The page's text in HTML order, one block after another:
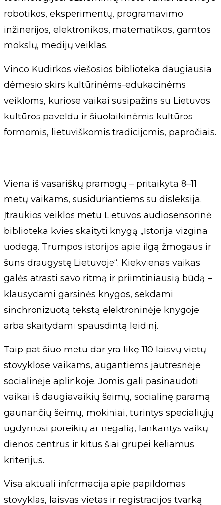
robotikos, eksperimentų, programavimo,
inžinerijos, elektronikos, matematikos, gamtos
mokslų, medijų veiklas.
Vinco Kudirkos viešosios biblioteka daugiausia
dėmesio skirs kultūrinėms-edukacinėms
veikloms, kuriose vaikai susipažins su Lietuvos
kultūros paveldu ir šiuolaikinėmis kultūros
formomis, lietuviškomis tradicijomis, papročiais.
Viena iš vasariškų pramogų – pritaikyta 8–11
metų vaikams, susiduriantiems su disleksija.
Įtraukios veiklos metu Lietuvos audiosensorinė
biblioteka kvies skaityti knygą „Istorija vizgina
uodegą. Trumpos istorijos apie ilgą žmogaus ir
šuns draugystę Lietuvoje“. Kiekvienas vaikas
galės atrasti savo ritmą ir priimtiniausią būdą –
klausydami garsinės knygos, sekdami
sinchronizuotą tekstą elektroninėje knygoje
arba skaitydami spausdintą leidinį.
Taip pat šiuo metu dar yra likę 110 laisvų vietų
stovyklose vaikams, augantiems jautresnėje
socialinėje aplinkoje. Jomis gali pasinaudoti
vaikai iš daugiavaikių šeimų, socialinę paramą
gaunančių šeimų, mokiniai, turintys specialiųjų
ugdymosi poreikių ar negalią, lankantys vaikų
dienos centrus ir kitus šiai grupei keliamus
kriterijus.
Visa aktuali informacija apie papildomas
stovyklas, laisvas vietas ir registracijos tvarką